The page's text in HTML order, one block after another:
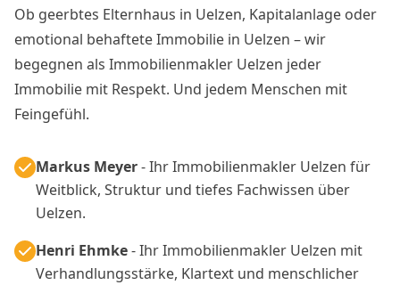
Ob geerbtes Elternhaus in Uelzen, Kapitalanlage oder
emotional behaftete Immobilie in Uelzen – wir
begegnen als Immobilienmakler Uelzen jeder
Immobilie mit Respekt. Und jedem Menschen mit
Feingefühl.
Markus Meyer- Ihr Immobilienmakler Uelzen für
Weitblick, Struktur und tiefes Fachwissen über
Uelzen.
Henri Ehmke- Ihr Immobilienmakler Uelzen mit
Verhandlungsstärke, Klartext und menschlicher